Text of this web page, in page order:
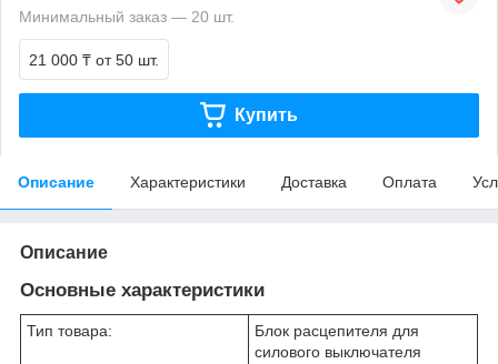
Минимальный заказ — 20 шт.
21 000 ₸ от 50 шт.
Купить
Описание Характеристики Доставка Оплата
Описание
Основные характеристики
Тип товара:
Блок расцепителя для
силового выключателя